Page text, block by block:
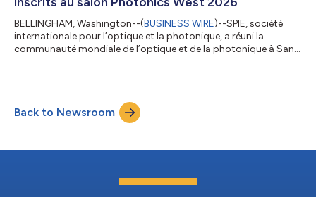
BELLINGHAM, Washington--(BUSINESS WIRE)--SPIE, société
internationale pour l’optique et la photonique, a réuni la
communauté mondiale de l’optique et de la photonique à San
participants de 40 pays, mettant en avant l’esprit
transnational et collaboratif de cette industrie interdisciplinaire.
Cet événement dynamique s’est...
Back to Newsroom